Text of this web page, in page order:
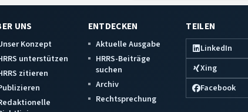
UNS
Konzept
unterstützen
zitieren
ENTDECKEN
Aktuelle Ausgabe
HRRS-Beiträge
suchen
Archiv
Rechtsprechung
TEILEN
LinkedIn
Xing
Facebook